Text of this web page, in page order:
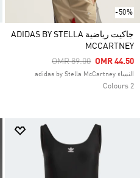
-50%
جاكيت رياضية ADIDAS BY STELLA
MCCARTNEY
Price Reduced From
OMR 89.00ToOMR 44.50
النساء adidas by Stella McCartney
2 Colours